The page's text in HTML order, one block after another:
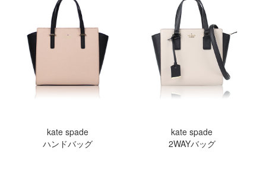
kate spade
ハンドバッグ
kate spade
2WAYバッグ